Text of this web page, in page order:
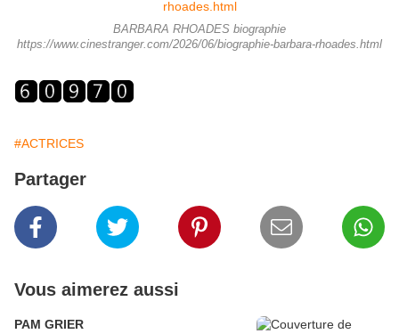
BARBARA RHOADES biographie
https://www.cinestranger.com/2026/06/biographie-barbara-rhoades.html
#ACTRICES
Partager
Vous aimerez aussi
PAM GRIER